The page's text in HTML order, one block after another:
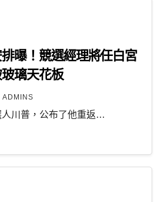
曝！競選經理將任白宮
璃天花板
ADMINS
川普，公布了他重返…